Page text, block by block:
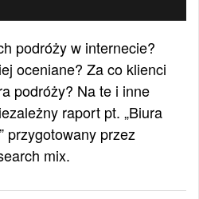
podróży w internecie?
oceniane? Za co klienci
podróży? Na te i inne
raport pt. „Biura
przygotowany przez
mix.